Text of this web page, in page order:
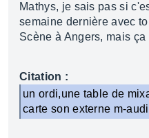
Mathys, je sais pas si
semaine dernière avec
Scène à Angers, mais
Citation :
un ordi,une table de
carte son externe m-